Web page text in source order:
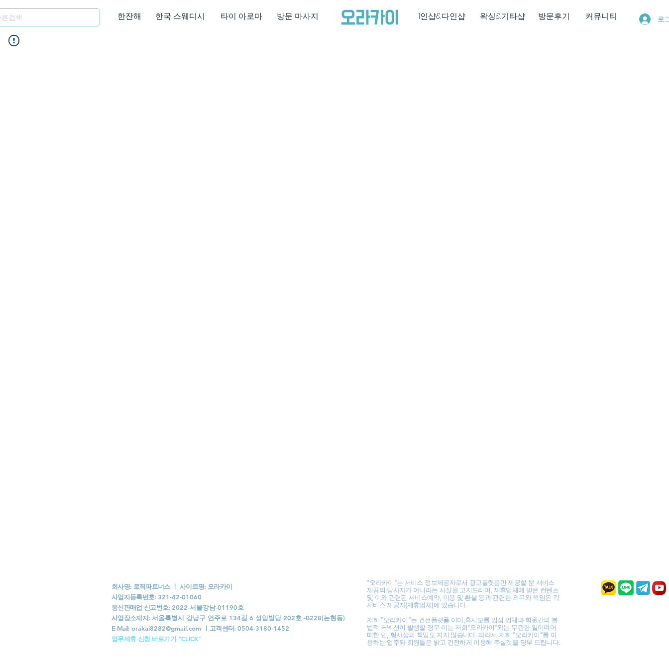
한국 스웨디시
한잔해 타이 아로마 방문 마사지 1인샵&다인샵 왁싱&기타샵 방문후기 커뮤니티 로
회사명: 로직파트너스 ㅣ 사이트명: 오라카이
사업자등록번호: 321-42-01060
통신판매업 신고번호: 2022-서울강남-01190호
사업장소재지: 서울특별시 강남구 언주로 134길 6 성암빌딩 202호 -B228(논현동)
​E-Mail: orakai8282@gmail.comㅣ 고객센터: 0504-3180-1452
​업무제휴 신청 바로가기 "CLICK"
"오라카이"는 서비스 정보제공자로서 광고플랫폼만 제공할 뿐 서비스
제공의 당사자가 아니라는 사실을 고지드리며, 제휴업체에 받은 컨텐츠
및 이와 관련된 서비스예약, 이용 및 환불 등과 관련한 의무와 책임은 각
서비스 제공자(제휴업체)에 있습니다.
저희 "오라카이"는 건전플랫폼 이며,혹시모를 입점 업체와 회원간의 불
법적 커넥션이 발생할 경우 이는 저희"오라카이"와는 무관한 일이며어
떠한 민, 형사상의 책임도 지지 않습니다. 따라서 저희 "오라카이"를 이
용하는 업주와 회원들은 밝고 건전하게 이용해 주실것을 당부 드립니다.